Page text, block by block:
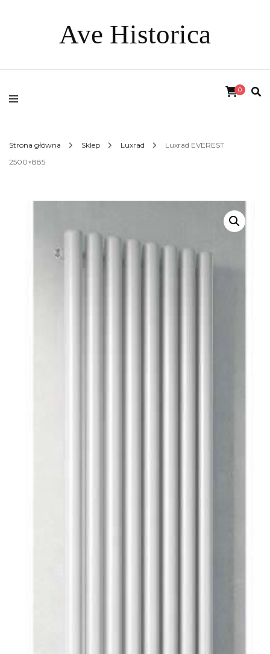
Ave Historica
0
Strona główna Sklep Luxrad
Luxrad EVEREST
2500×885